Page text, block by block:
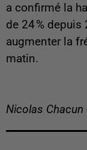
a confirmé la
de 24 % depuis
augmenter la
matin.
Nicolas Chacun